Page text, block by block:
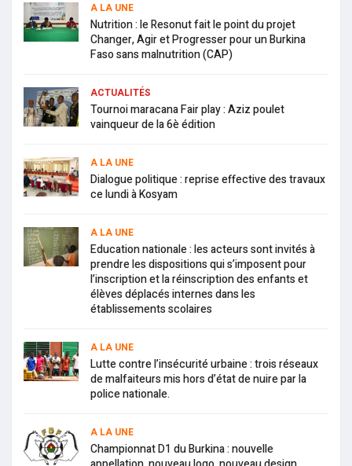
A LA UNE
Nutrition : le Resonut fait le point du projet
Changer, Agir et Progresser pour un Burkina
Faso sans malnutrition (CAP)
ACTUALITÉS
Tournoi maracana Fair play : Aziz poulet
vainqueur de la 6è édition
A LA UNE
Dialogue politique : reprise effective des travaux
ce lundi à Kosyam
A LA UNE
Education nationale : les acteurs sont invités à
prendre les dispositions qui s’imposent pour
l’inscription et la réinscription des enfants et
élèves déplacés internes dans les
établissements scolaires
A LA UNE
Lutte contre l’insécurité urbaine : trois réseaux
de malfaiteurs mis hors d’état de nuire par la
police nationale.
A LA UNE
Championnat D1 du Burkina : nouvelle